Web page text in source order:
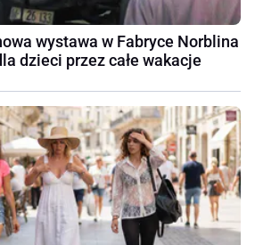
wystawa w Fabryce Norblina
dzieci przez całe wakacje